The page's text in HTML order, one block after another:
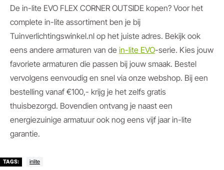
De in-lite EVO FLEX CORNER OUTSIDE kopen? Voor het
complete in-lite assortiment ben je bij
Tuinverlichtingswinkel.nl op het juiste adres. Bekijk ook
eens andere armaturen van de in-lite EVO-serie. Kies jouw
favoriete armaturen die passen bij jouw smaak. Bestel
vervolgens eenvoudig en snel via onze webshop. Bij een
bestelling vanaf €100,- krijg je het zelfs gratis
thuisbezorgd. Bovendien ontvang je naast een
energiezuinige armatuur ook nog eens vijf jaar in-lite
garantie.
TAGS: inlite